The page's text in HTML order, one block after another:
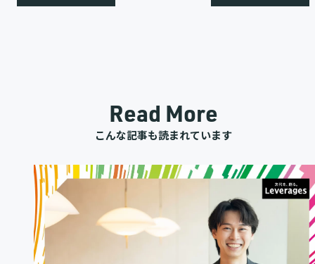
Read More
こんな記事も読まれています